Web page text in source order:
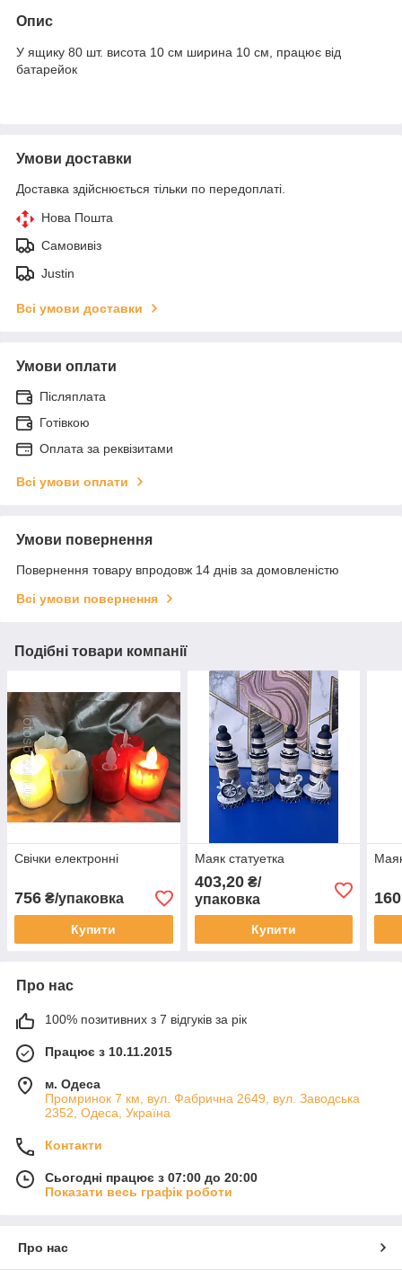
Опис
У ящику 80 шт. висота 10 см ширина 10 см, працює від
батарейок
Умови доставки
Доставка здійснюється тільки по передоплаті.
Нова Пошта
Самовивіз
Justin
Всі умови доставки
Умови оплати
Післяплата
Готівкою
Оплата за реквізитами
Всі умови оплати
Умови повернення
Повернення товару впродовж 14 днів за домовленістю
Всі умови повернення
Подібні товари компанії
Свічки електронні
756 ₴/упаковка
Купити
Маяк статуетка
403,20₴/
упаковка
Купити
Про нас
100% позитивних з 7 відгуків за рік
Працює з 10.11.2015
м. Одеса
Промринок 7 км, вул. Фабрична 2649, вул. Заводська
2352, Одеса, Україна
Контакти
Сьогодні працює з 07:00 до 20:00
Показати весь графік роботи
Про нас